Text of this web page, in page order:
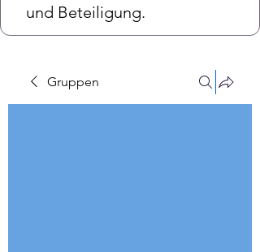
und Beteiligung.
Gruppen